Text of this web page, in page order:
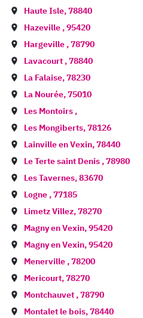
Haute Isle,78840
Hazeville ,95420
Hargeville ,78790
Lavacourt ,78840
La Falaise,78230
La Nourée,75010
Les Montoirs ,
Les Mongiberts,78126
Lainville en Vexin,78440
Le Terte saint Denis ,78980
Les Tavernes,83670
Logne ,77185
Limetz Villez,78270
Magny en Vexin,95420
Magny en Vexin,95420
Menerville ,78200
Mericourt,78270
Montchauvet ,78790
Montalet le bois,78440